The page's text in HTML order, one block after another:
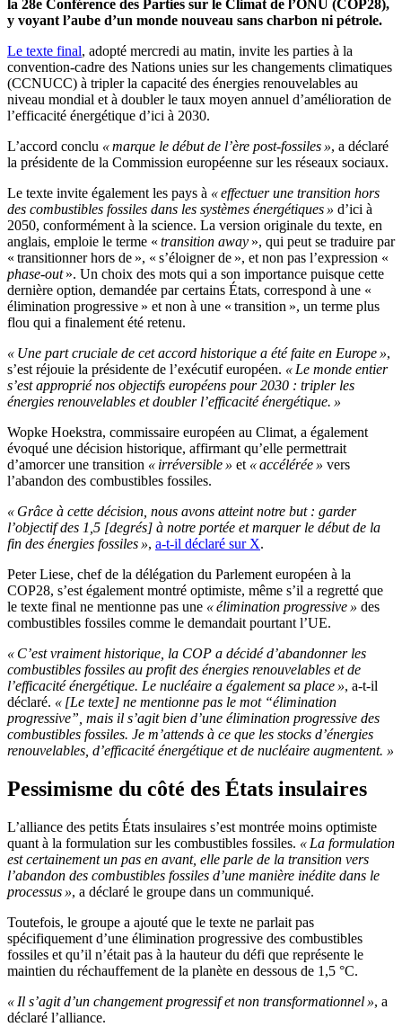
la 28e Conférence des Parties sur le Climat de l’ONU (COP28),
y voyant l’aube d’un monde nouveau sans charbon ni pétrole.
Le texte final, adopté mercredi au matin, invite les parties à la
convention-cadre des Nations unies sur les changements climatiques
(CCNUCC) à tripler la capacité des énergies renouvelables au
niveau mondial et à doubler le taux moyen annuel d’amélioration de
l’efficacité énergétique d’ici à 2030.
L’accord conclu « marque le début de l’ère post-fossiles », a déclaré
la présidente de la Commission européenne sur les réseaux sociaux.
Le texte invite également les pays à « effectuer une transition hors
des combustibles fossiles dans les systèmes énergétiques » d’ici à
2050, conformément à la science. La version originale du texte, en
anglais, emploie le terme « transition away », qui peut se traduire par
« transitionner hors de », « s’éloigner de », et non pas l’expression «
phase-out». Un choix des mots qui a son importance puisque cette
dernière option, demandée par certains États, correspond à une «
élimination progressive » et non à une « transition », un terme plus
flou qui a finalement été retenu.
« Une part cruciale de cet accord historique a été faite en Europe »,
s’est réjouie la présidente de l’exécutif européen. « Le monde entier
s’est approprié nos objectifs européens pour 2030 : tripler les
énergies renouvelables et doubler l’efficacité énergétique. »
Wopke Hoekstra, commissaire européen au Climat, a également
évoqué une décision historique, affirmant qu’elle permettrait
d’amorcer une transition « irréversible » et « accélérée » vers
l’abandon des combustibles fossiles.
« Grâce à cette décision, nous avons atteint notre but : garder
l’objectif des 1,5 [degrés] à notre portée et marquer le début de la
fin des énergies fossiles », a-t-il déclaré sur X.
Peter Liese, chef de la délégation du Parlement européen à la
COP28, s’est également montré optimiste, même s’il a regretté que
le texte final ne mentionne pas une « élimination progressive » des
combustibles fossiles comme le demandait pourtant l’UE.
« C’est vraiment historique, la COP a décidé d’abandonner les
combustibles fossiles au profit des énergies renouvelables et de
l’efficacité énergétique. Le nucléaire a également sa place », a-t-il
déclaré. « [Le texte] ne mentionne pas le mot “élimination
progressive”, mais il s’agit bien d’une élimination progressive des
combustibles fossiles. Je m’attends à ce que les stocks d’énergies
renouvelables, d’efficacité énergétique et de nucléaire augmentent. »
Pessimisme du côté des États insulaires
L’alliance des petits États insulaires s’est montrée moins optimiste
quant à la formulation sur les combustibles fossiles. « La formulation
est certainement un pas en avant, elle parle de la transition vers
l’abandon des combustibles fossiles d’une manière inédite dans le
processus », a déclaré le groupe dans un communiqué.
Toutefois, le groupe a ajouté que le texte ne parlait pas
spécifiquement d’une élimination progressive des combustibles
fossiles et qu’il n’était pas à la hauteur du défi que représente le
maintien du réchauffement de la planète en dessous de 1,5 °C.
« Il s’agit d’un changement progressif et non transformationnel », a
déclaré l’alliance.